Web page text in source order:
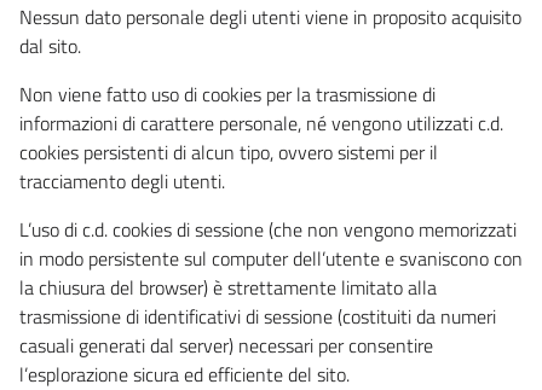
Nessun dato personale degli utenti viene in proposito acquisito
dal sito.
Non viene fatto uso di cookies per la trasmissione di
informazioni di carattere personale, né vengono utilizzati c.d.
cookies persistenti di alcun tipo, ovvero sistemi per il
tracciamento degli utenti.
L’uso di c.d. cookies di sessione (che non vengono memorizzati
in modo persistente sul computer dell’utente e svaniscono con
la chiusura del browser) è strettamente limitato alla
trasmissione di identificativi di sessione (costituiti da numeri
casuali generati dal server) necessari per consentire
l’esplorazione sicura ed efficiente del sito.